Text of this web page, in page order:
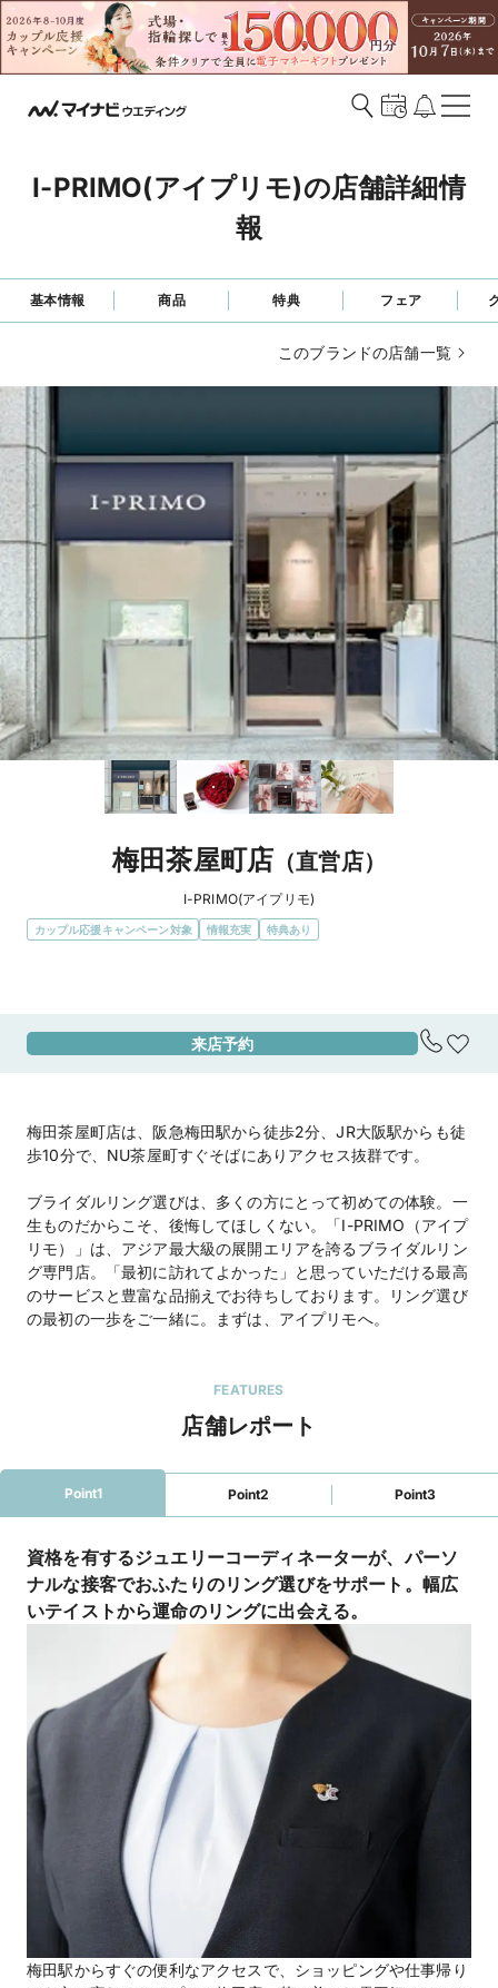
I-PRIMO(アイプリモ)の店舗詳細情
報
基本情報 商品 特典 フェア
このブランドの店舗一覧
梅田茶屋町店 （直営店）
I-PRIMO(アイプリモ)
カップル応援キャンペーン対象 情報充実 特典あり
阪急電鉄神戸本線 阪急梅田駅より徒歩1分
【駐車場】
タイムズCHASKA茶屋町
間分の駐車場代を負担致しますので、駐車券をス
タッフにお渡しください。
地図を見る
住所 大阪府大阪市北区茶屋町12-6
土日祝 10:00～19:00
※臨時定休日・臨時営業日・営業時間の変更につ
★マイナビウエディング限定キャンペーン★
予約で“ご来店で13,000円分”の電子マネープレ
ゼント！さらに 、【アーリー特典】として”土日
祝日13時まで”に「 I-PRIMO(アイプリモ) 」へ来
店すると、来店特典に追加で1,000円分の電子マ
ネーをプレゼントします。詳しくは特典一覧ペー
ジをチェック！！
－アイプリモだけの特別な体験－
【パーソナルハンド診断®】
指輪探しをはじめたら、まずは「パーソナルハン
ド診断®」を。ジュエリーコーディネーターの資
格を持つプロのスタッフが、専用の計測ツールで
の診断やヒアリングを通して自分の手元の特徴や
似合うフォルムをご提案。一生ものとなる婚約指
輪・結婚指輪を選ぶ基準ができます。プロの知見
から導き出した「本当に似合う」私にぴったりの
おすすめリングをぜひ店頭で体験して。
電話番号 050-5287-9763
来店予約
梅田茶屋町店は、阪急梅田駅から徒歩2分、JR大阪駅からも徒
歩10分で、NU茶屋町すぐそばにありアクセス抜群です。
ブライダルリング選びは、多くの方にとって初めての体験。一
生ものだからこそ、後悔してほしくない。「I-PRIMO（アイプ
リモ）」は、アジア最大級の展開エリアを誇るブライダルリン
グ専門店。「最初に訪れてよかった」と思っていただける最高
のサービスと豊富な品揃えでお待ちしております。リング選び
の最初の一歩をご一緒に。まずは、アイプリモへ。
FEATURES
店舗レポート
Point1 Point2 Point3
資格を有するジュエリーコーディネーターが、パーソ
ナルな接客でおふたりのリング選びをサポート。幅広
いテイストから運命のリングに出会える。
梅田駅からすぐの便利なアクセスで、ショッピングや仕事帰り